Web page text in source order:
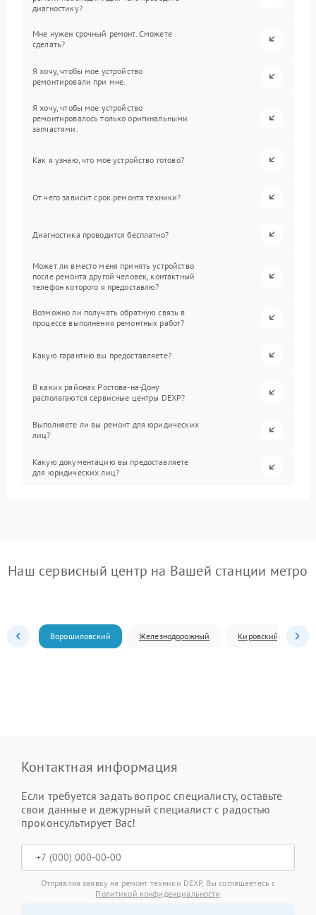
диагностику?
Мне нужен срочный ремонт. Сможете
сделать?
Я хочу, чтобы мое устройство
ремонтировали при мне.
Я хочу, чтобы мое устройство
ремонтировалось только оригинальными
запчастями.
Как я узнаю, что мое устройство готово?
От чего зависит срок ремонта техники?
Диагностика проводится бесплатно?
Может ли вместо меня принять устройство
после ремонта другой человек, контактный
телефон которого я предоставлю?
Возможно ли получать обратную связь в
процессе выполнения ремонтных работ?
Какую гарантию вы предоставляете?
В каких районах Ростова-на-Дону
располагаются сервисные центры DEXP?
Выполняете ли вы ремонт для юридических
лиц?
Какую документацию вы предоставляете
для юридических лиц?
Наш сервисный центр на Вашей станции метро
Ворошиловский Железнодорожный Кировский
Контактная информация
Если требуется задать вопрос специалисту, оставьте
свои данные и дежурный специалист с радостью
проконсультирует Вас!
Отправляя заявку на ремонт техники DEXP, Вы соглашаетесь с
Политикой конфиденциальности